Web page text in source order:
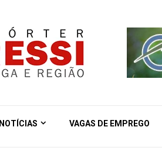
NOTÍCIAS VAGAS DE EMPREGO